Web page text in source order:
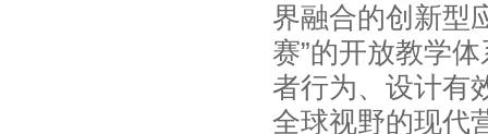
界融合的创新型
赛”的开放教学
者行为、设计有
全球视野的现代